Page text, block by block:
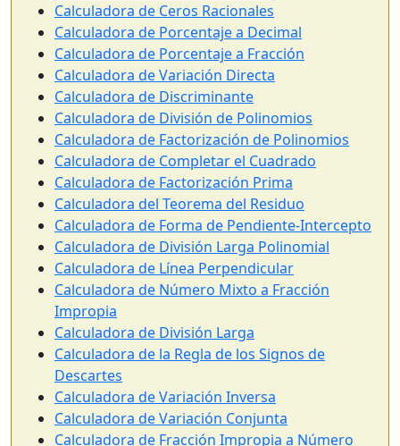
Calculadora de Ceros Racionales
Calculadora de Porcentaje a Decimal
Calculadora de Porcentaje a Fracción
Calculadora de Variación Directa
Calculadora de Discriminante
Calculadora de División de Polinomios
Calculadora de Factorización de Polinomios
Calculadora de Completar el Cuadrado
Calculadora de Factorización Prima
Calculadora del Teorema del Residuo
Calculadora de Forma de Pendiente-Intercepto
Calculadora de División Larga Polinomial
Calculadora de Línea Perpendicular
Calculadora de Número Mixto a Fracción
Impropia
Calculadora de División Larga
Calculadora de la Regla de los Signos de
Descartes
Calculadora de Variación Inversa
Calculadora de Variación Conjunta
Calculadora de Fracción Impropia a Número